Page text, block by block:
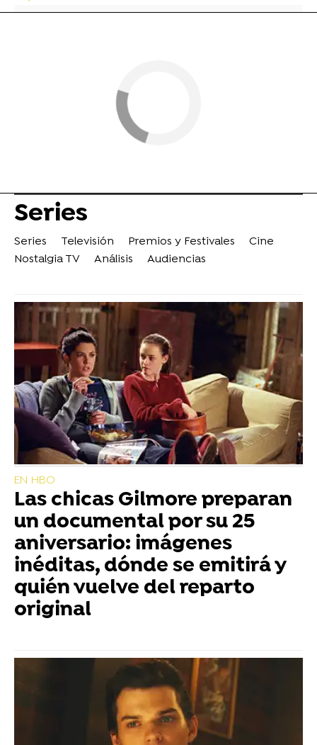
Series
Series Televisión Premios y Festivales
Cine
Nostalgia TV
Análisis Audiencias
EN HBO
Las chicas Gilmore preparan
un documental por su 25
aniversario: imágenes
inéditas, dónde se emitirá y
quién vuelve del reparto
original